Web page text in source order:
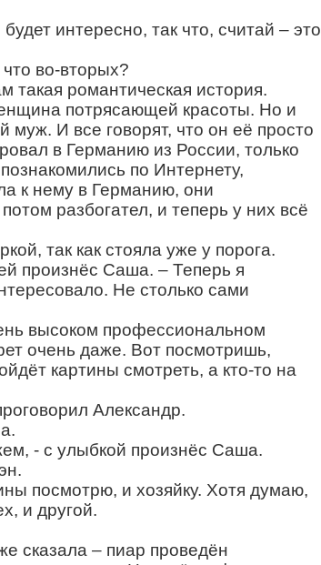
интересно, так что, считай – это
во-вторых?
такая романтическая история.
потрясающей красоты. Но и
И все говорят, что он её просто
в Германию из России, только
по Интернету,
к нему в Германию, они
разбогател, и теперь у них всё
так как стояла уже у порога.
произнёс Саша. – Теперь я
Не столько сами
высоком профессиональном
очень даже. Вот посмотришь,
картины смотреть, а кто-то на
Александр.
- с улыбкой произнёс Саша.
посмотрю, и хозяйку. Хотя думаю,
и другой.
сказала – пиар проведён